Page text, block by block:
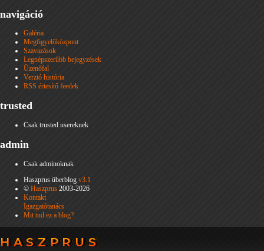
navigáció
Galéria
Megfigyelőközpont
Szavazások
Legnépszerűbb bejegyzések
Üzenőfal
Verzió história
RSS értesítő feedek
trusted
Csak trusted usereknek
admin
Csak adminoknak
Haszprus überblog v3.1
© Haszprus 2003-2026
Kontakt
Igazgatótanács
Mit tud ez a blog?
HASZPRUS
HASZPRUS